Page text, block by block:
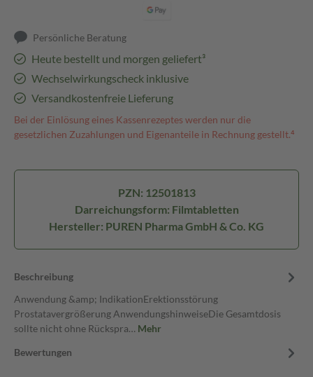
Persönliche Beratung
Heute bestellt und morgen geliefert³
Wechselwirkungscheck inklusive
Versandkostenfreie Lieferung
Bei der Einlösung eines Kassenrezeptes werden nur die
gesetzlichen Zuzahlungen und Eigenanteile in Rechnung gestellt.⁴
PZN: 12501813
Darreichungsform: Filmtabletten
Hersteller: PUREN Pharma GmbH & Co. KG
Beschreibung
Anwendung &amp; IndikationErektionsstörung
Prostatavergrößerung AnwendungshinweiseDie Gesamtdosis
sollte nicht ohne Rückspra… Mehr
Bewertungen